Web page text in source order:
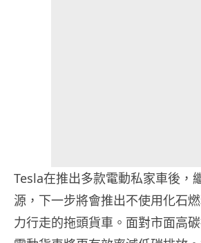
Tesla在推出多款電動私家車後，
源，下一步將會推出不使用化石
力行走的拖頭貨車。面對市面高